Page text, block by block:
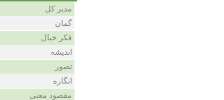
مدیر کل
گمان
فکر خیال
اندیشه
تصور
انگاره
مقصود معنی